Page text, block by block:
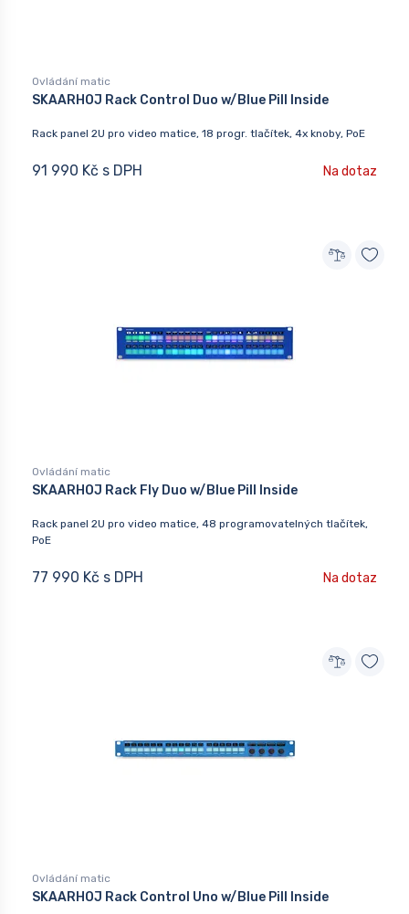
Ovládání matic
SKAARHOJ Rack Control Duo w/Blue Pill Inside
Rack panel 2U pro video matice, 18 progr. tlačítek, 4x knoby, PoE
91 990 Kč s DPH Na dotaz
Ovládání matic
SKAARHOJ Rack Fly Duo w/Blue Pill Inside
Rack panel 2U pro video matice, 48 programovatelných tlačítek,
PoE
77 990 Kč s DPH Na dotaz
Ovládání matic
SKAARHOJ Rack Control Uno w/Blue Pill Inside